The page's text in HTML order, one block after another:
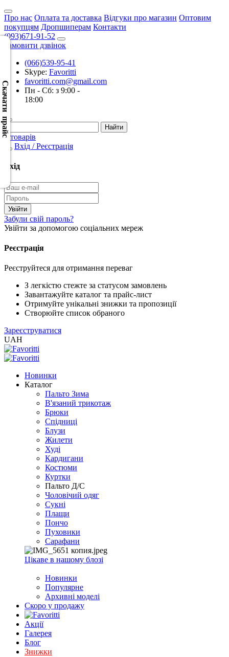
Про нас Оплата та доставка Відгуки про магазин Оптовим
покупцям Дропшиперам Контакти
(093)671-91-52
Замовити дзвінок
(066)539-95-41
Skype: Favoritti
favoritti.com@gmail.com
Пн - Сб: з 9:00 -
18:00
0 товарів
Вхід / Реєстрація
Вхід
Забули свій пароль?
Увійти за допомогою соціальних мереж
Реєстрація
Реєструйтеся для отримання переваг
З легкістю стежте за статусом замовлень
Завантажуйте каталог та прайс-лист
Отримуйте унікальні знижки та пропозиції
Створюйте список обраного
Зареєструватися
UAH
Новинки
Каталог
Пальто Зима
В'язаний трикотаж
Брюки
Спідниці
Блузи
Жилети
Худі
Кардигани
Костюми
Куртки
Пальто Д/С
Чоловічий одяг
Сукні
Плащи
Пончо
Пуховики
Сарафани
Цікаве в нашому блозі
Новинки
Популярне
Архивні моделі
Скоро у продажу
Акції
Галерея
Блог
Знижки
Скачати прайс
Скачать
XML
(Розн.)
Скачать
XML
(Опт)
CSV
Скачать
CSV
(Опт)
XLS
EXCEL
(Розн.)
XLS
EXCEL
2005
(Опт)
XLSX